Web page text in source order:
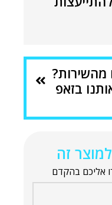
מהשירות?
בזאפ
זה
אליכם בהקדם